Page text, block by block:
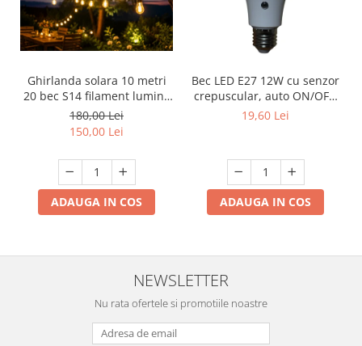
Lanterne
Accesorii camping
Conetica si conexiuni
Masina de facut gheata
Produse grele si voluminoase
Ghirlanda solara 10 metri
20 bec S14 filament lumina
calda
180,00 Lei
150,00 Lei
ADAUGA IN COS
Bec LED E27 12W cu senzor
crepuscular, auto ON/OFF,
6500K ,culoare- alb, rece
19,60 Lei
ADAUGA IN COS
NEWSLETTER
Nu rata ofertele si promotiile noastre